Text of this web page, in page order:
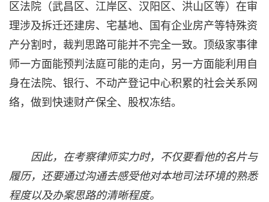
区法院（武昌区、江岸区、汉阳区、洪山区等）在审
理涉及拆迁还建房、宅基地、国有企业房产等特殊资
产分割时，裁判思路可能并不完全一致。顶级家事律
师一方面能预判法庭可能的走向，另一方面能利用自
身在法院、银行、不动产登记中心积累的社会关系网
络，做到快速财产保全、股权冻结。
因此，在考察律师实力时，不仅要看他的名片与
履历，还要通过沟通去感受他对本地司法环境的熟悉
程度以及办案思路的清晰程度。